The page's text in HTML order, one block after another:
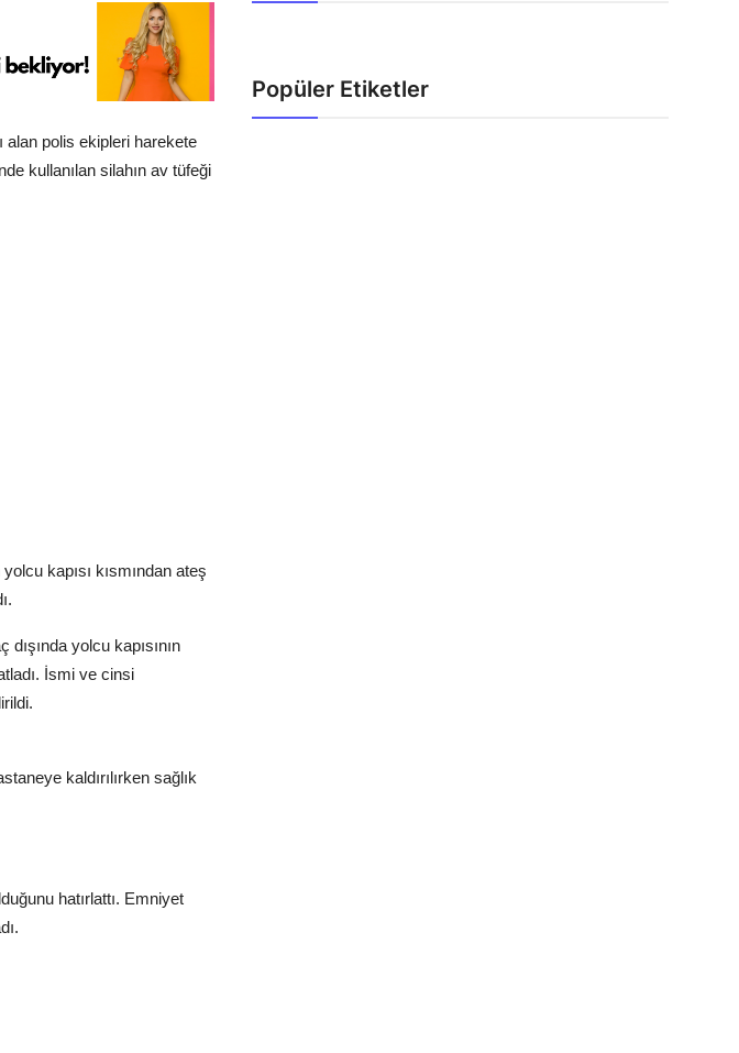
alan polis ekipleri harekete
kullanılan silahın av tüfeği
kapısı kısmından ateş
yolcu kapısının
İsmi ve cinsi
kaldırılırken sağlık
hatırlattı. Emniyet
Popüler Etiketler